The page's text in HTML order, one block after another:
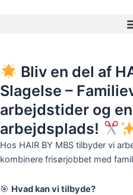
Bliv en del af
Slagelse –
arbejdstider og
arbejdsplads!
Hos HAIR BY MBS tilbyder vi
kombinere frisørjobbet med
🎯 Hvad kan vi tilbyde?